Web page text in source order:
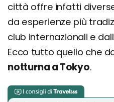
città offre infatti
da esperienze più
club internazionali e
Ecco tutto quello che
notturna a Tokyo.